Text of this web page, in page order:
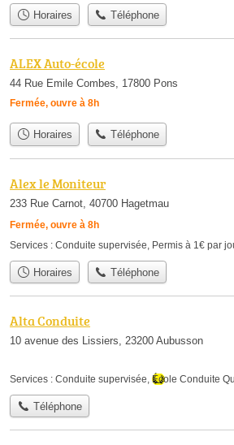
Horaires Téléphone
ALEX Auto-école
44 Rue Emile Combes, 17800 Pons
Fermée, ouvre à 8h
Horaires Téléphone
Alex le Moniteur
233 Rue Carnot, 40700 Hagetmau
Fermée, ouvre à 8h
Services : Conduite supervisée Permis à 1€ par
Horaires Téléphone
Alta Conduite
10 avenue des Lissiers, 23200 Aubusson
Services : Conduite supervisée, École Conduite
Téléphone